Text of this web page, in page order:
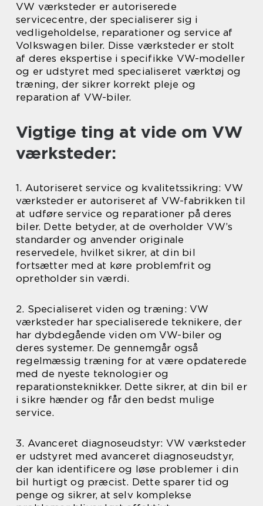
VW værksteder er autoriserede
servicecentre, der specialiserer sig i
vedligeholdelse, reparationer og service af
Volkswagen biler. Disse værksteder er stolt
af deres ekspertise i specifikke VW-modeller
og er udstyret med specialiseret værktøj og
træning, der sikrer korrekt pleje og
reparation af VW-biler.
Vigtige ting at vide om VW
værksteder:
1. Autoriseret service og kvalitetssikring: VW
værksteder er autoriseret af VW-fabrikken til
at udføre service og reparationer på deres
biler. Dette betyder, at de overholder VW’s
standarder og anvender originale
reservedele, hvilket sikrer, at din bil
fortsætter med at køre problemfrit og
opretholder sin værdi.
2. Specialiseret viden og træning: VW
værksteder har specialiserede teknikere, der
har dybdegående viden om VW-biler og
deres systemer. De gennemgår også
regelmæssig træning for at være opdaterede
med de nyeste teknologier og
reparationsteknikker. Dette sikrer, at din bil er
i sikre hænder og får den bedst mulige
service.
3. Avanceret diagnoseudstyr: VW værksteder
er udstyret med avanceret diagnoseudstyr,
der kan identificere og løse problemer i din
bil hurtigt og præcist. Dette sparer tid og
penge og sikrer, at selv komplekse